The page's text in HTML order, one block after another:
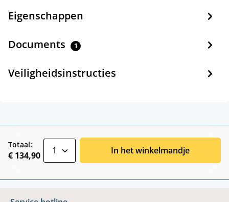
Eigenschappen
Documents 1
Veiligheidsinstructies
Totaal:
€ 134,90 In het winkelmandje